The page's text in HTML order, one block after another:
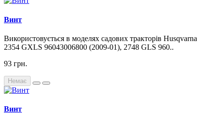
Винт
Використовується в моделях садових тракторів Husqvarna
2354 GXLS 96043006800 (2009-01), 2748 GLS 960..
93 грн.
Немає
Винт